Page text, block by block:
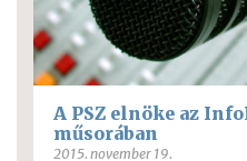
A PSZ elnöke az
műsorában
2015. november 19.